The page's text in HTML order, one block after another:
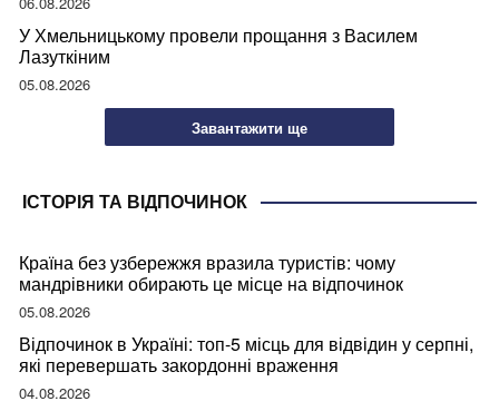
У Хмельницькому провели прощання з Василем
Лазуткіним
05.08.2026
Завантажити ще
ІСТОРІЯ ТА ВІДПОЧИНОК
Країна без узбережжя вразила туристів: чому
мандрівники обирають це місце на відпочинок
05.08.2026
Відпочинок в Україні: топ-5 місць для відвідин у серпні,
які перевершать закордонні враження
04.08.2026